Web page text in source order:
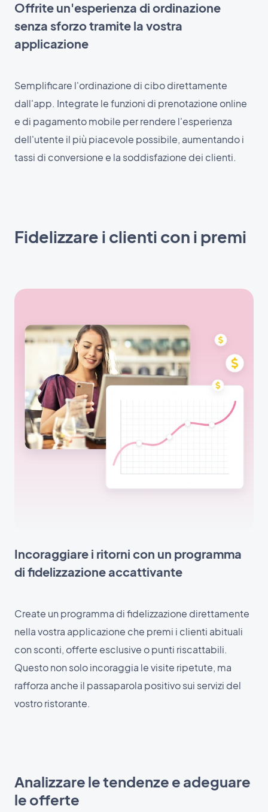
Offrite un'esperienza di ordinazione
senza sforzo tramite la vostra
applicazione
Semplificare l'ordinazione di cibo direttamente
dall'app. Integrate le funzioni di prenotazione online
e di pagamento mobile per rendere l'esperienza
dell'utente il più piacevole possibile, aumentando i
tassi di conversione e la soddisfazione dei clienti.
Fidelizzare i clienti con i premi
Incoraggiare i ritorni con un programma
di fidelizzazione accattivante
Create un programma di fidelizzazione direttamente
nella vostra applicazione che premi i clienti abituali
con sconti, offerte esclusive o punti riscattabili.
Questo non solo incoraggia le visite ripetute, ma
rafforza anche il passaparola positivo sui servizi del
vostro ristorante.
Analizzare le tendenze e adeguare
le offerte